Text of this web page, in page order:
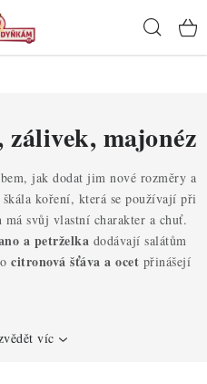
majonéz
jak dodat jim nové rozměry a
koření, která se používají při
má svůj vlastní charakter a chuť.
a petrželka dodávají salátům
citronová šťáva a ocet přinášejí
víc